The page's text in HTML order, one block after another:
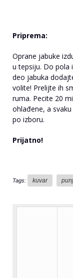
Priprema:
Oprane jabuke
u tepsiju. Do pola
deo jabuka
volite! Prelijte ih
ruma. Pecite 20
ohlađene, a
po izboru.
Prijatno!
Tags: kuvar